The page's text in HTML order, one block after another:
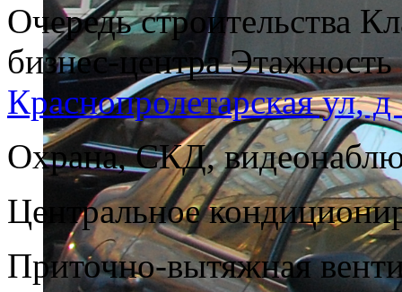
Очередь строительства
бизнес-центра Этажность
Краснопролетарская ул,
Охрана, СКД,
Центральное
Приточно-вытяжная